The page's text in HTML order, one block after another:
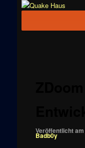
News zu
Veröffentlicht am
Badb0y